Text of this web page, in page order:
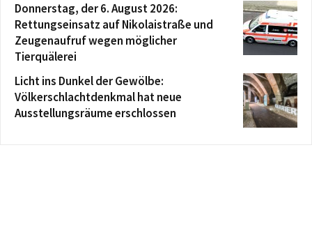
Donnerstag, der 6. August 2026:
Rettungseinsatz auf Nikolaistraße und
Zeugenaufruf wegen möglicher
Tierquälerei
Licht ins Dunkel der Gewölbe:
Völkerschlachtdenkmal hat neue
Ausstellungsräume erschlossen